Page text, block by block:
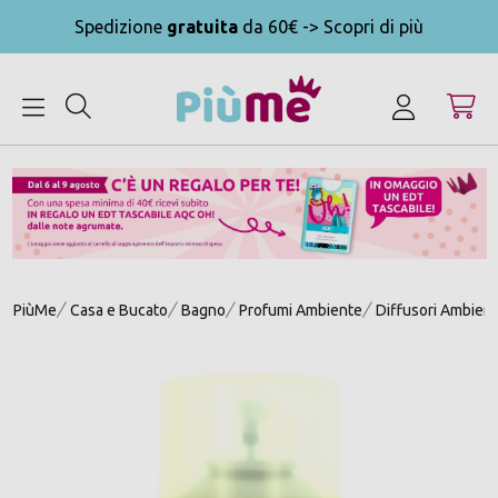
Spedizione gratuita da 60€ -> Scopri di più
PiùMe Casa e Bucato Bagno Profumi Ambiente Diffusori